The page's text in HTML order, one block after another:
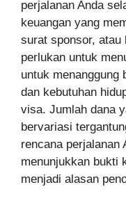
perjalanan Anda
keuangan yang
surat sponsor,
perlukan untuk
untuk menanggung
dan kebutuhan
visa. Jumlah dana
bervariasi
rencana perjalanan
menunjukkan bukti
menjadi alasan